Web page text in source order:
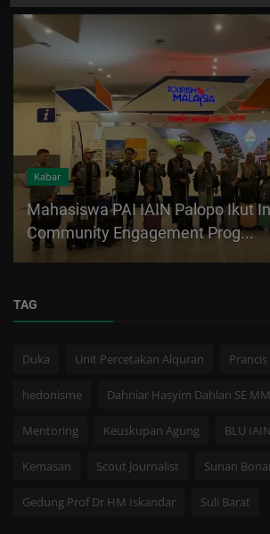
Kabar
Mahasiswa PAI IAIN Palopo Ikut
Community Engagement Prog...
TAG
Duka Unit Percetakan Alquran Prancis
hedonisme Dahniar Hasyim Dahlan SE
Mentoring Keuskupan Agung BLU
Kemasan Scout Journalist Sunan
Gedung Prof Dr HM Iskandar Suli Barat